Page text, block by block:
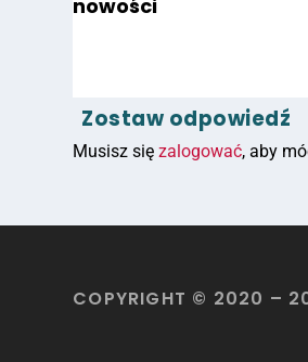
nowości
Zostaw odpowiedź
Musisz sięzalogować, aby
COPYRIGHT © 2020 –